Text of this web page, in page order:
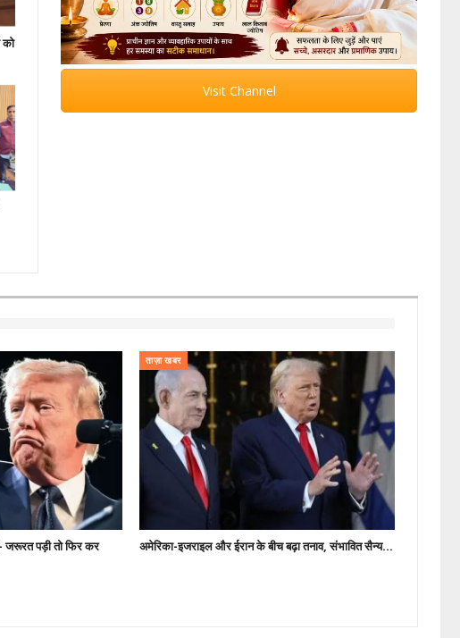
को
Visit Channel
जरूरत पड़ी तो फिर कर
ताज़ा खबर
अमेरिका-इजराइल और ईरान के बीच बढ़ा तनाव, संभावित सैन्य…